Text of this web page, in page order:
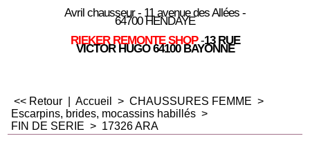
Avril chausseur - 11 avenue des Allées -
64700 HENDAYE
RIEKER REMONTE SHOP -13 RUE
VICTOR HUGO 64100 BAYONNE
<< Retour Accueil > CHAUSSURES FEMME >
Escarpins, brides, mocassins habillés >
FIN DE SERIE > 17326 ARA